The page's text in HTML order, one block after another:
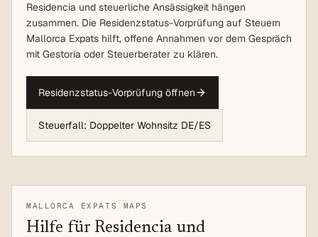
Residencia und steuerliche Ansässigkeit hängen
zusammen. Die Residenzstatus-Vorprüfung auf Steuern
Mallorca Expats hilft, offene Annahmen vor dem Gespräch
mit Gestoría oder Steuerberater zu klären.
Residenzstatus-Vorprüfung öffnen
Steuerfall: Doppelter Wohnsitz DE/ES
MALLORCA EXPATS MAPS
Hilfe für Residencia und